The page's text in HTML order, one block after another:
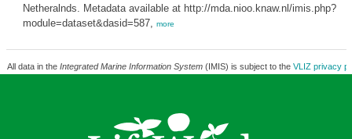
Netheralnds. Metadata available at http://mda.nioo.knaw.nl/imis.php?
module=dataset&dasid=587, more
All data in the Integrated Marine Information System(IMIS) is subject to the VLIZ privacy